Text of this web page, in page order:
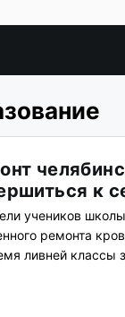
к
учеников
ремонта
ливней классы